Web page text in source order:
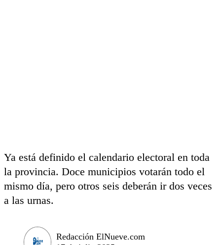
Ya está definido el calendario electoral en toda
la provincia. Doce municipios votarán todo el
mismo día, pero otros seis deberán ir dos veces
a las urnas.
Redacción ElNueve.com